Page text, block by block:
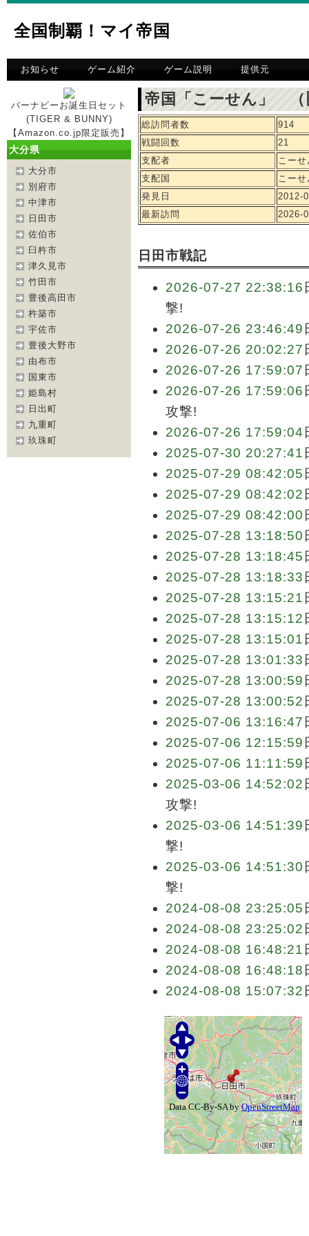
全国制覇！マイ帝国
お知らせ ゲーム紹介 ゲーム説明 提供元
バーナビーお誕生日セット
(TIGER & BUNNY)
【Amazon.co.jp限定販売】
大分県
大分市
別府市
中津市
日田市
佐伯市
臼杵市
津久見市
竹田市
豊後高田市
杵築市
宇佐市
豊後大野市
由布市
国東市
姫島村
日出町
九重町
玖珠町
帝国「こーせん」 （
総訪問者数
914
戦闘回数
21
支配者
こーせ
支配国
こーせ
発見日
2012-
最新訪問
2026-
日田市戦記
2026-07-27 22:38:16
撃!
2026-07-26 23:46:49
2026-07-26 20:02:27
2026-07-26 17:59:07
2026-07-26 17:59:06
攻撃!
2026-07-26 17:59:04
2025-07-30 20:27:41
2025-07-29 08:42:05
2025-07-29 08:42:02
2025-07-29 08:42:00
2025-07-28 13:18:50
2025-07-28 13:18:45
2025-07-28 13:18:33
2025-07-28 13:15:21
2025-07-28 13:15:12
2025-07-28 13:15:01
2025-07-28 13:01:33
2025-07-28 13:00:59
2025-07-28 13:00:52
2025-07-06 13:16:47
2025-07-06 12:15:59
2025-07-06 11:11:59
2025-03-06 14:52:02
攻撃!
2025-03-06 14:51:39
撃!
2025-03-06 14:51:30
撃!
2024-08-08 23:25:05
2024-08-08 23:25:02
2024-08-08 16:48:21
2024-08-08 16:48:18
2024-08-08 15:07:32